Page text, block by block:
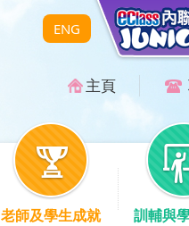
ENG
主頁
老師及學生成就 訓輔與